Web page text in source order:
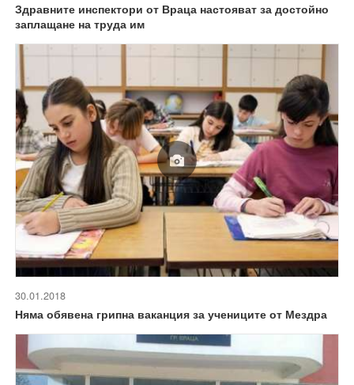
Здравните инспектори от Враца настояват за достойно
заплащане на труда им
30.01.2018
Няма обявена грипна ваканция за учениците от Мездра